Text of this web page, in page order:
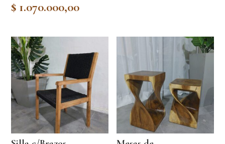
$ 1.070.000,00